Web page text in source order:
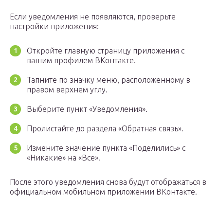
Если уведомления не появляются, проверьте
настройки приложения:
Откройте главную страницу приложения с
вашим профилем ВКонтакте.
Тапните по значку меню, расположенному в
правом верхнем углу.
Выберите пункт «Уведомления».
Пролистайте до раздела «Обратная связь».
Измените значение пункта «Поделились» с
«Никакие» на «Все».
После этого уведомления снова будут отображаться в
официальном мобильном приложении ВКонтакте.